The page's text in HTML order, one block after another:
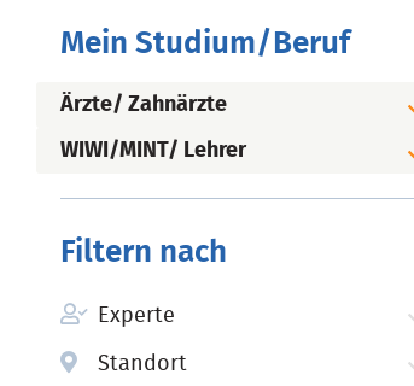
Mein Studium/Beruf
Ärzte/ Zahnärzte
WIWI/MINT/ Lehrer
Filtern nach
Experte
Standort